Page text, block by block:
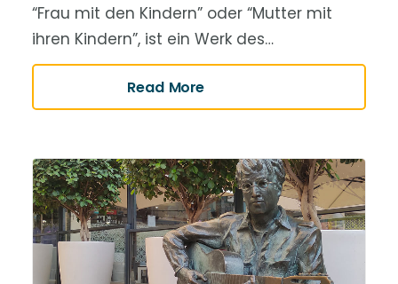
“Frau mit den Kindern” oder “Mutter mit
ihren Kindern”, ist ein Werk des…
Read More